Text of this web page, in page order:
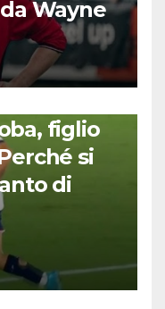
Wayne
figlio
si
di